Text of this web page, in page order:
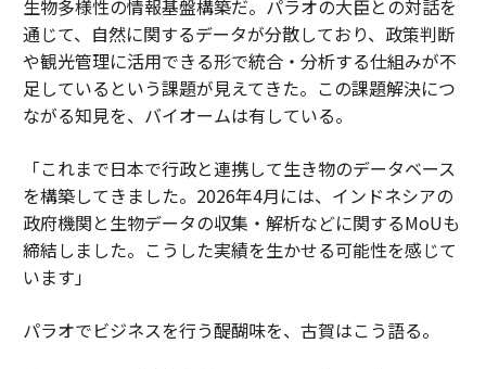
生物多様性の情報基盤構築だ。パラオの大臣との対話を
通じて、自然に関するデータが分散しており、政策判断
や観光管理に活用できる形で統合・分析する仕組みが不
足しているという課題が見えてきた。この課題解決につ
ながる知見を、バイオームは有している。
「これまで日本で行政と連携して生き物のデータベース
を構築してきました。2026年4月には、インドネシアの
政府機関と生物データの収集・解析などに関するMoUも
締結しました。こうした実績を生かせる可能性を感じて
います」
パラオでビジネスを行う醍醐味を、古賀はこう語る。